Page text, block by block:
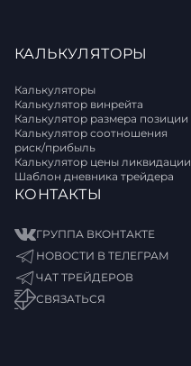
КАЛЬКУЛЯТОРЫ
Калькуляторы
Калькулятор винрейта
Калькулятор размера позиции
Калькулятор соотношения
риск/прибыль
Калькулятор цены ликвидации
Шаблон дневника трейдера
КОНТАКТЫ
ГРУППА ВКОНТАКТЕ
НОВОСТИ В ТЕЛЕГРАМ
ЧАТ ТРЕЙДЕРОВ
СВЯЗАТЬСЯ